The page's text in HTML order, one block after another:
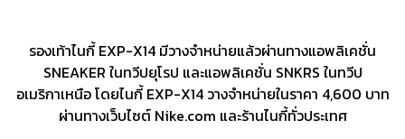
รองเท้าไนกี้ EXP-X14 มีวางจำหน่ายแล้วผ่านทางแอพลิเคชั่น
SNEAKER ในทวีปยุโรป และแอพลิเคชั่น SNKRS ในทวีป
อเมริกาเหนือ โดยไนกี้ EXP-X14 วางจำหน่ายในราคา 4,600 บาท
ผ่านทางเว็บไซต์ Nike.com และร้านไนกี้ทั่วประเทศ